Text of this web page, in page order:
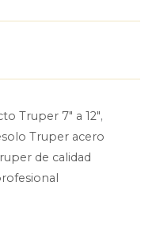
Truper 7″ a 12″,
Truper acero
de calidad